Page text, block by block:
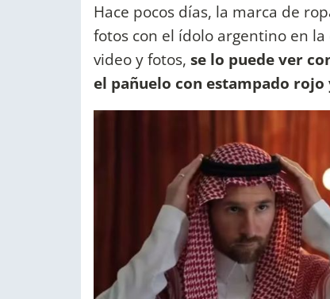
Hace pocos días, la marca de
fotos con el ídolo argentino en
video y fotos, se lo puede ver
el pañuelo con estampado